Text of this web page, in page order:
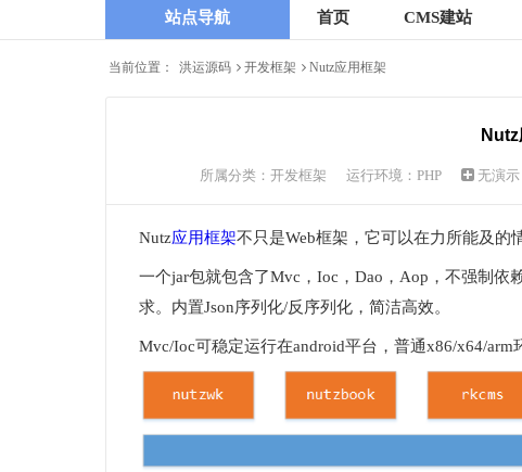
站点导航 首页 CMS建站
当前位置： 洪运源码 开发框架 Nutz应用框架
所属分类： 开发框架 运行环境：PHP 无演示
Nutz应用框架不只是Web框架，它可以在力所能及的
一个jar包就包含了Mvc，Ioc，Dao，Aop，不强制依
求。内置Json序列化/反序列化，简洁高效。
Mvc/Ioc可稳定运行在android平台，普通x86/x64/arm